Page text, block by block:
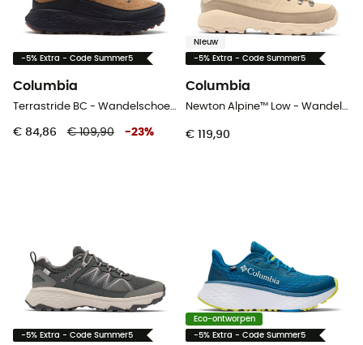
-5% Extra - Code Summer5
Columbia
Terrastride BC - Wandelschoenen - Heren
€ 84,86 € 109,90 -23%
Nieuw
-5% Extra - Code Summer5
Columbia
Newton Alpine™ Low - Wandelschoenen - Heren
€ 119,90
-5% Extra - Code Summer5
Eco-ontworpen
-5% Extra - Code Summer5